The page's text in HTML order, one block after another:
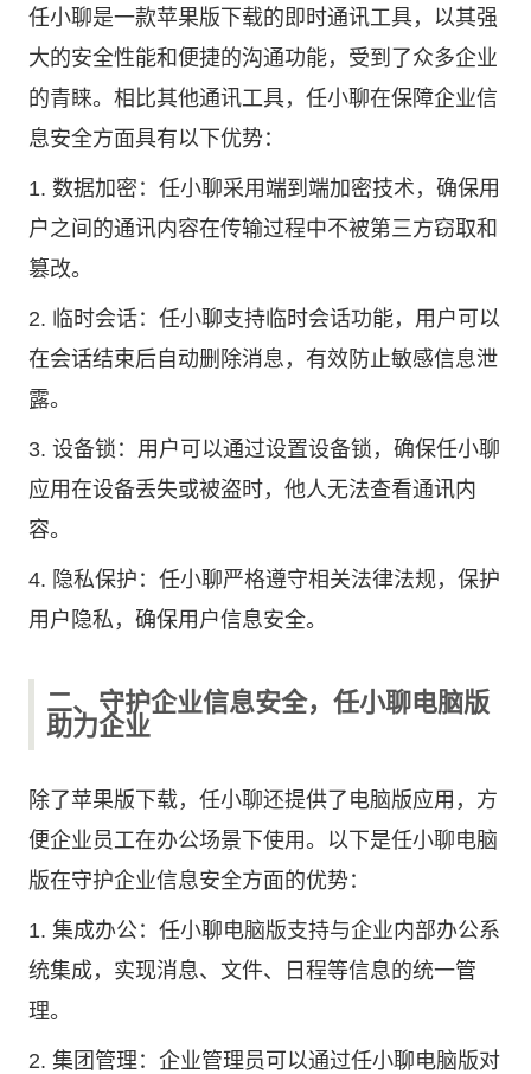
任小聊是一款苹果版下载的即时通讯工具，以其强
大的安全性能和便捷的沟通功能，受到了众多企业
的青睐。相比其他通讯工具，任小聊在保障企业信
息安全方面具有以下优势：
1. 数据加密：任小聊采用端到端加密技术，确保用
户之间的通讯内容在传输过程中不被第三方窃取和
篡改。
2. 临时会话：任小聊支持临时会话功能，用户可以
在会话结束后自动删除消息，有效防止敏感信息泄
露。
3. 设备锁：用户可以通过设置设备锁，确保任小聊
应用在设备丢失或被盗时，他人无法查看通讯内
容。
4. 隐私保护：任小聊严格遵守相关法律法规，保护
用户隐私，确保用户信息安全。
二、守护企业信息安全，任小聊电脑版
助力企业
除了苹果版下载，任小聊还提供了电脑版应用，方
便企业员工在办公场景下使用。以下是任小聊电脑
版在守护企业信息安全方面的优势：
1. 集成办公：任小聊电脑版支持与企业内部办公系
统集成，实现消息、文件、日程等信息的统一管
理。
2. 集团管理：企业管理员可以通过任小聊电脑版对